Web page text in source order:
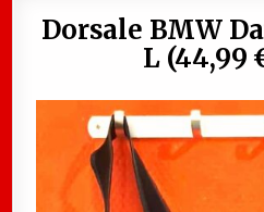
Dorsale BMW
L (44,99